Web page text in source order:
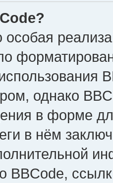
особая
однако
в форме
в нём
BBCode,